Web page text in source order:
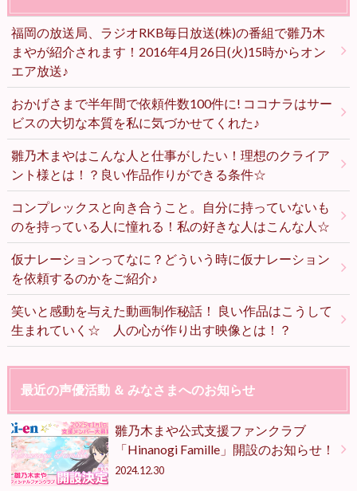
福岡の放送局、ラジオRKB毎日放送(株)の番組で雛乃木
まやが紹介されます！2016年4月26日(火)15時からオン
エア放送♪
おかげさまで半年間で依頼件数100件に! ココナラはサー
ビスの大切な本質を私に気づかせてくれた♪
雛乃木まやはこんな人と仕事がしたい！理想のクライア
ント様とは！？良い作品作りができる条件☆
コンプレックスと向き合うこと。自分に持っていないも
のを持っている人に憧れる！私の好きな人はこんな人☆
仮ナレーションってなに？どういう時に仮ナレーション
を依頼するのかをご紹介♪
笑いと感動を与えた動画制作秘話！ 良い作品はこうして
生まれていく☆ 人の心が作り出す映像とは！？
最近の声優活動 ＆ みなさまへのお知らせ
雛乃木まや公式支援ファンクラブ
「Hinanogi Famille」開設のお知らせ！
2024.12.30